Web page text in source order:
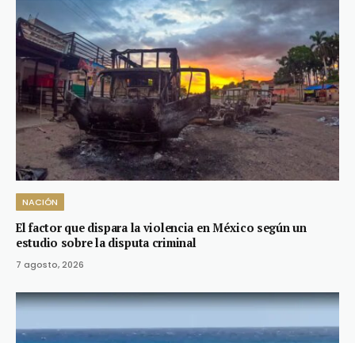
NACIÓN
El factor que dispara la violencia en México según un
estudio sobre la disputa criminal
7 agosto, 2026